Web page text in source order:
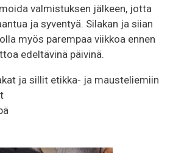
valmistuksen jälkeen, jotta
ja syventyä. Silakan ja siian
myös parempaa viikkoa ennen
edeltävinä päivinä.
ja sillit etikka- ja mausteliemiin